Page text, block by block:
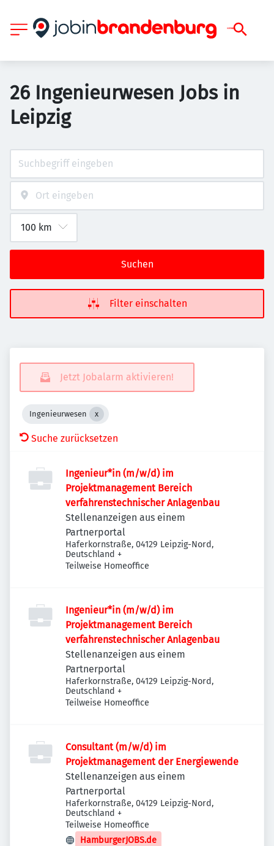
26 Ingenieurwesen Jobs in
Leipzig
Suchen
Filter einschalten
Jetzt Jobalarm aktivieren!
Ingenieurwesen
Suche zurücksetzen
Ingenieur*in (m/w/d) im
Projektmanagement Bereich
verfahrenstechnischer Anlagenbau
Stellenanzeigen aus einem
Partnerportal
Haferkornstraße, 04129 Leipzig-Nord,
Deutschland +
Teilweise Homeoffice
Ingenieur*in (m/w/d) im
Projektmanagement Bereich
verfahrenstechnischer Anlagenbau
Stellenanzeigen aus einem
Partnerportal
Haferkornstraße, 04129 Leipzig-Nord,
Deutschland +
Teilweise Homeoffice
Consultant (m/w/d) im
Projektmanagement der Energiewende
Stellenanzeigen aus einem
Partnerportal
Haferkornstraße, 04129 Leipzig-Nord,
Deutschland +
Teilweise Homeoffice
HamburgerJOBS.de